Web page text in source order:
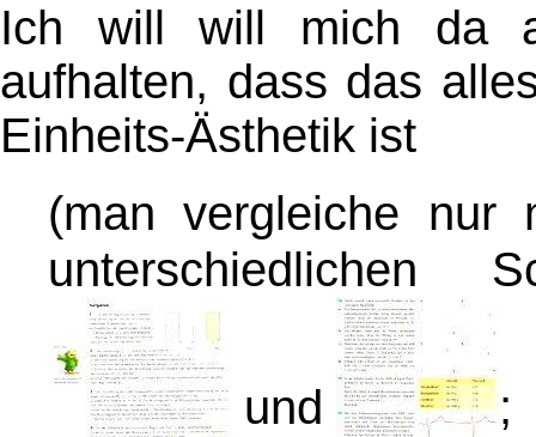
Ich will will mich da
aufhalten, dass das
Einheits-Ästhetik ist
(man vergleiche nur
unterschiedlichen
und ;